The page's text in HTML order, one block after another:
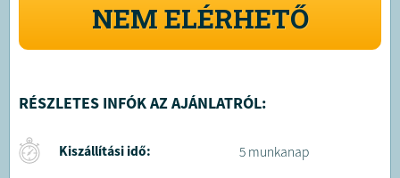
NEM ELÉRHETŐ
RÉSZLETES INFÓK AZ AJÁNLATRÓL:
Kiszállítási idő: 5 munkanap